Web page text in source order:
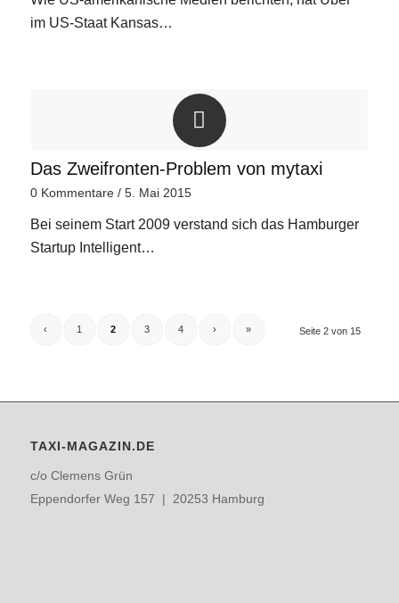
im US-Staat Kansas…
Das Zweifronten-Problem von mytaxi
0 Kommentare / 5. Mai 2015
Bei seinem Start 2009 verstand sich das Hamburger
Startup Intelligent…
Seite 2 von 15
‹ 1 2 3 4 › »
TAXI-MAGAZIN.DE
c/o Clemens Grün
Eppendorfer Weg 157 | 20253 Hamburg